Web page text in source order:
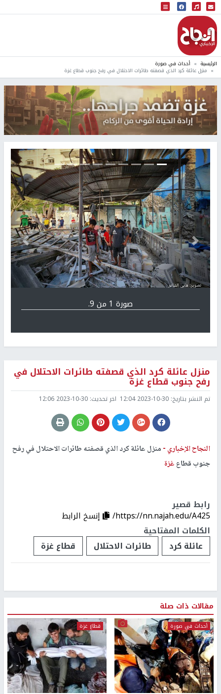
البث المباشر
إذاعة النجاح
الرئيسية أحداث في صورة
منزل عائلة كرد الذي قصفته طائرات الاحتلال في رفح جنوب قطاع غزة
صورة 1 من 9.
Previous التالي
منزل عائلة كرد الذي قصفته طائرات الاحتلال في
رفح جنوب قطاع غزة
تم النشر بتاريخ: 2023-10-30 12:04 اخر تحديث: 2023-10-30 12:06
النجاح الإخباري -منزل عائلة كرد الذي قصفته طائرات الاحتلال في رفح
جنوب قطاعغزة
رابط قصير
https://nn.najah.edu/A425/
إنسخ الرابط
الكلمات المفتاحية
عائلة كرد
طائرات الاحتلال قطاع غزة
مقالات ذات صلة
أحداث في صورة قطاع غزة